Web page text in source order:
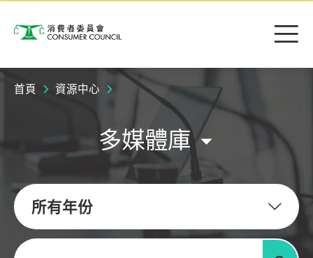
消費者委員會 目
首頁 資源中心
多媒體庫
所有年份
關鍵字